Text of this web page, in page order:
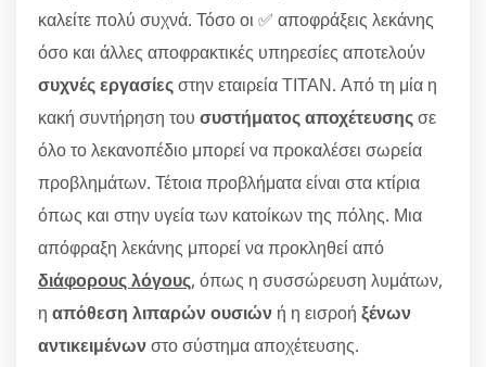
καλείτε πολύ συχνά. Τόσο οι ✅ αποφράξεις λεκάνης
όσο και άλλες αποφρακτικές υπηρεσίες αποτελούν
συχνές εργασίεςστην εταιρεία ΤΙΤΑΝ. Από τη μία η
κακή συντήρηση του συστήματος αποχέτευσηςσε
όλο το λεκανοπέδιο μπορεί να προκαλέσει σωρεία
προβλημάτων. Τέτοια προβλήματα είναι στα κτίρια
όπως και στην υγεία των κατοίκων της πόλης. Μια
απόφραξη λεκάνης μπορεί να προκληθεί από
διάφορους λόγους, όπως η συσσώρευση λυμάτων,
η απόθεση λιπαρών ουσιών ή η εισροή ξένων
αντικειμένωνστο σύστημα αποχέτευσης.